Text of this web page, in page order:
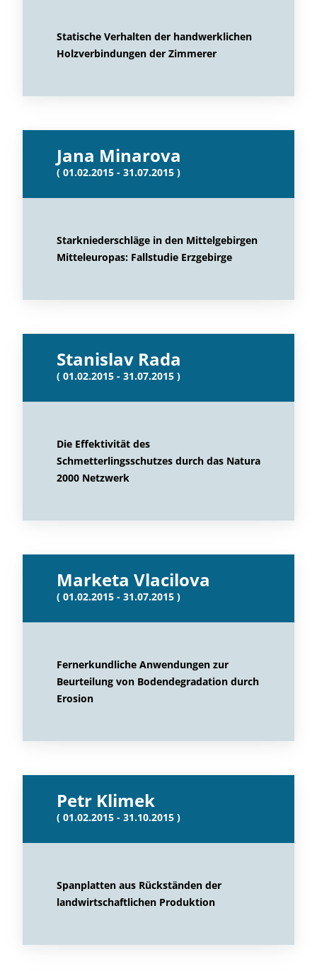
Statische Verhalten der handwerklichen
Holzverbindungen der Zimmerer
Jana Minarova
( 01.02.2015 - 31.07.2015 )
Starkniederschläge in den Mittelgebirgen
Mitteleuropas: Fallstudie Erzgebirge
Stanislav Rada
( 01.02.2015 - 31.07.2015 )
Die Effektivität des
Schmetterlingsschutzes durch das Natura
2000 Netzwerk
Marketa Vlacilova
( 01.02.2015 - 31.07.2015 )
Fernerkundliche Anwendungen zur
Beurteilung von Bodendegradation durch
Erosion
Petr Klimek
( 01.02.2015 - 31.10.2015 )
Spanplatten aus Rückständen der
landwirtschaftlichen Produktion